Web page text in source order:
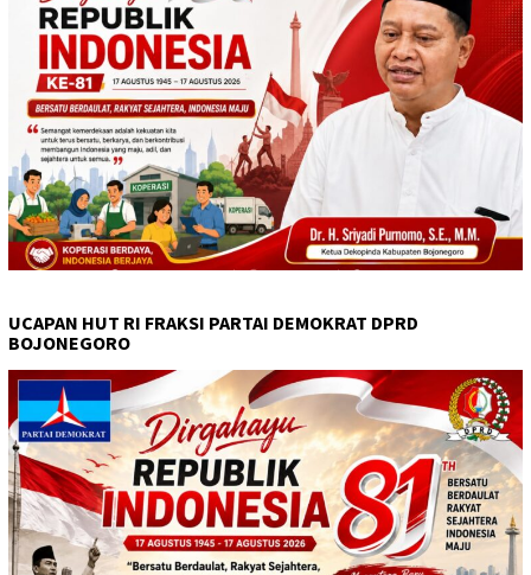
UCAPAN HUT RI FRAKSI PARTAI DEMOKRAT DPRD
BOJONEGORO